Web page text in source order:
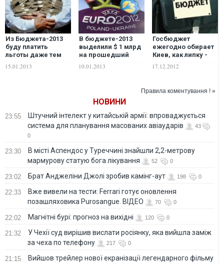
Из Бюджета-2013
буду платить
льготы даже тем
которые не прошли
15.01.2013
В бюджете-2013
выделили $ 1 млрд
на прошедший
10.01.2013
Госбюджет
ежегодно обирает
Киев, как липку -
17.12.2012
Правила коментування ! »
НОВИНИ
23:55
Штучний інтелект у китайській армії: впроваджується
система для планування масованих авіаударів
43
0
23:30
В місті Аспендос у Туреччині знайшли 2,2-метрову
мармурову статую бога лікування
52 0
23:02 Брат Анджеліни Джолі зробив камінг-аут 198 0
22:33
Вже вивели на тести: Ferrari готує оновлення
позашляховика Purosangue. ВІДЕО
70 0
22:02 Магнітні бурі: прогноз на вихідні 120 0
21:32
У Чехії суд вирішив вислати росіянку, яка вийшла заміж
за чеха по телефону
217 0
21:15
Вийшов трейлер нової екранізації легендарного фільму